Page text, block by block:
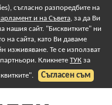
съгласно разпоредбите на
и на Съвета, за да Ви
нашия сайт. "Бисквитките" ни
на сайта, като Ви даваме
изживяване. Те се използват
Кликнете ТУК за
Съгласен съм